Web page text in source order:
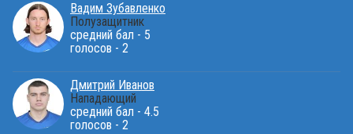
Вадим Зубавленко
Полузащитник
средний бал - 5
голосов - 2
Дмитрий Иванов
Нападающий
средний бал - 4.5
голосов - 2